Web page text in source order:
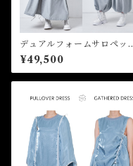
デュアルフォームサロペッ
ト Dual Form Salopette
¥49,500